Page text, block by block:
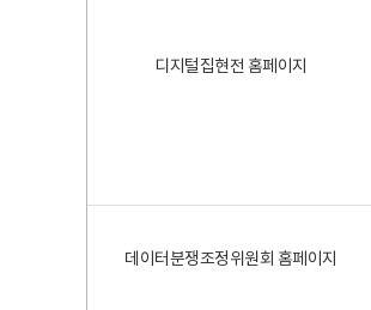
디지털집현전 홈페이지
데이터분쟁조정위원회 홈페이지